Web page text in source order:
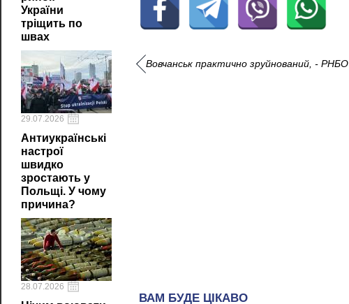
України
тріщить по
швах
29.07.2026
Антиукраїнські
настрої
швидко
зростають у
Польщі. У чому
причина?
28.07.2026
Вовчанськ практично зруйнований, - РНБО